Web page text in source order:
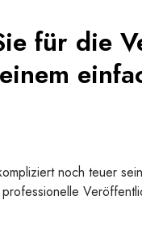
für die
noch teuer